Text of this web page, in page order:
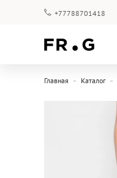
+77788701418
Главная Каталог